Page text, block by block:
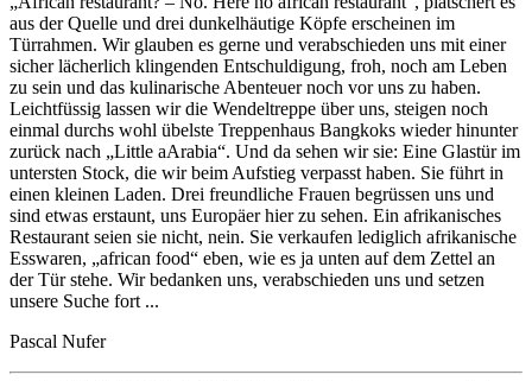
aus der Quelle und drei dunkelhäutige Köpfe erscheinen im
Türrahmen. Wir glauben es gerne und verabschieden uns mit einer
sicher lächerlich klingenden Entschuldigung, froh, noch am Leben
zu sein und das kulinarische Abenteuer noch vor uns zu haben.
Leichtfüssig lassen wir die Wendeltreppe über uns, steigen noch
einmal durchs wohl übelste Treppenhaus Bangkoks wieder hinunter
zurück nach „Little aArabia“. Und da sehen wir sie: Eine Glastür im
untersten Stock, die wir beim Aufstieg verpasst haben. Sie führt in
einen kleinen Laden. Drei freundliche Frauen begrüssen uns und
sind etwas erstaunt, uns Europäer hier zu sehen. Ein afrikanisches
Restaurant seien sie nicht, nein. Sie verkaufen lediglich afrikanische
Esswaren, „african food“ eben, wie es ja unten auf dem Zettel an
der Tür stehe. Wir bedanken uns, verabschieden uns und setzen
unsere Suche fort ...
Pascal Nufer